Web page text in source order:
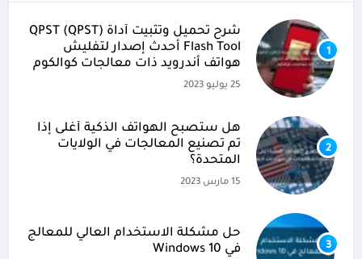
1
شرح تحميل وتثبيت أداة (QPST (QPST
Flash Tool أحدث إصدار لتفليش
هواتف أندرويد ذات معالجات كوالكوم
25 يوليو 2023
2
هل ستصبح الهواتف الذكية أغلى إذا
تم تصنيع المعالجات في الولايات
المتحدة؟
15 مارس 2023
3
حل مشكلة الاستخدام العالي للمعالج
في Windows 10